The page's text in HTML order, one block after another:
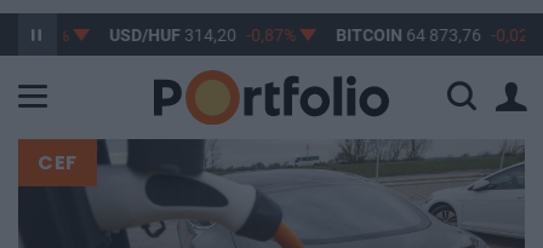
USD/HUF314,20 -0,87% BITCOIN64 873,76 -0,02%
CEF